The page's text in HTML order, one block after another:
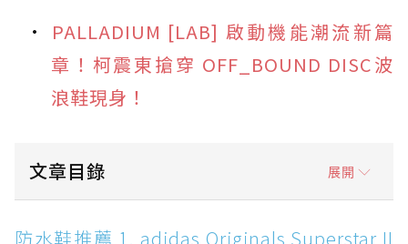
PALLADIUM [LAB] 啟動機能潮流新篇
章！柯震東搶穿 OFF_BOUND DISC波
浪鞋現身！
文章目錄 展開
防水鞋推薦 1. adidas Originals Superstar II
防水鞋推薦 1. adidas Originals Superstar II